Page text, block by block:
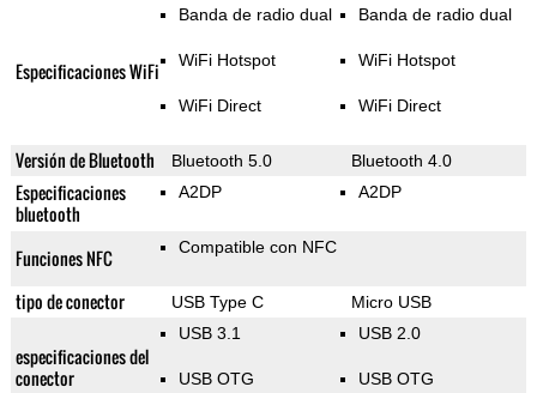
Especificaciones WiFi
Banda de radio dual
WiFi Hotspot
WiFi Direct
Banda de radio dual
WiFi Hotspot
WiFi Direct
Versión de Bluetooth Bluetooth 5.0 Bluetooth 4.0
Especificaciones
bluetooth
A2DP A2DP
Funciones NFC Compatible con NFC
tipo de conector USB Type C Micro USB
especificaciones del
conector
USB 3.1
USB OTG
USB 2.0
USB OTG